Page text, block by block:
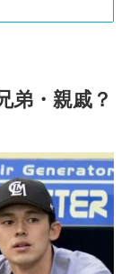
弟・親戚？